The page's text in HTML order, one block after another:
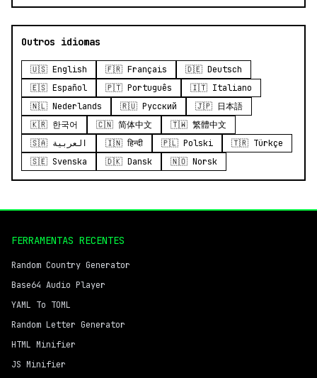
Outros idiomas
🇺🇸 English 🇫🇷 Français
🇩🇪 Deutsch
🇪🇸 Español
🇵🇹 Português
🇮🇹 Italiano
🇳🇱 Nederlands
🇷🇺 Русский
🇯🇵 日本語
🇰🇷 한국어
🇨🇳 简体中文
🇹🇼 繁體中文
🇸🇦 العربية
🇮🇳 हिन्दी 🇵🇱 Polski
🇹🇷 Türkçe
🇸🇪 Svenska
🇩🇰 Dansk 🇳🇴 Norsk
FERRAMENTAS RECENTES
Random Country Generator
Base64 Audio Player
YAML To TOML
Random Letter Generator
HTML Minifier
JS Minifier